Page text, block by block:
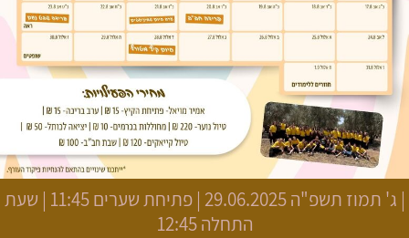
| ג' תמוז תשפ"ה
29.06.2025 | פתיחת שערים 11:45 | שעת
התחלה 12:45